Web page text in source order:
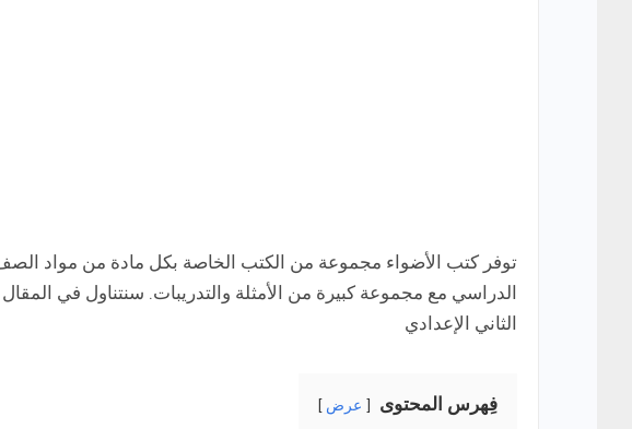
توفر كتب الأضواء مجموعة من الكتب الخاصة بكل مادة من مواد الصف
الدراسي مع مجموعة كبيرة من الأمثلة والتدريبات. سنتناول في
الثاني الإعدادي
فِهرس المحتوى عرض